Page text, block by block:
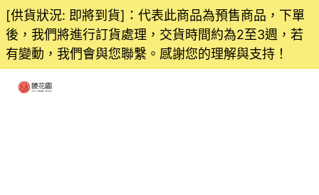
[供貨狀況: 即將到貨]：代表此商品為預售商品，下單
後，我們將進行訂貨處理，交貨時間約為2至3週，若
有變動，我們會與您聯繫。感謝您的理解與支持！